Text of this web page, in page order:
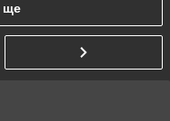
ще